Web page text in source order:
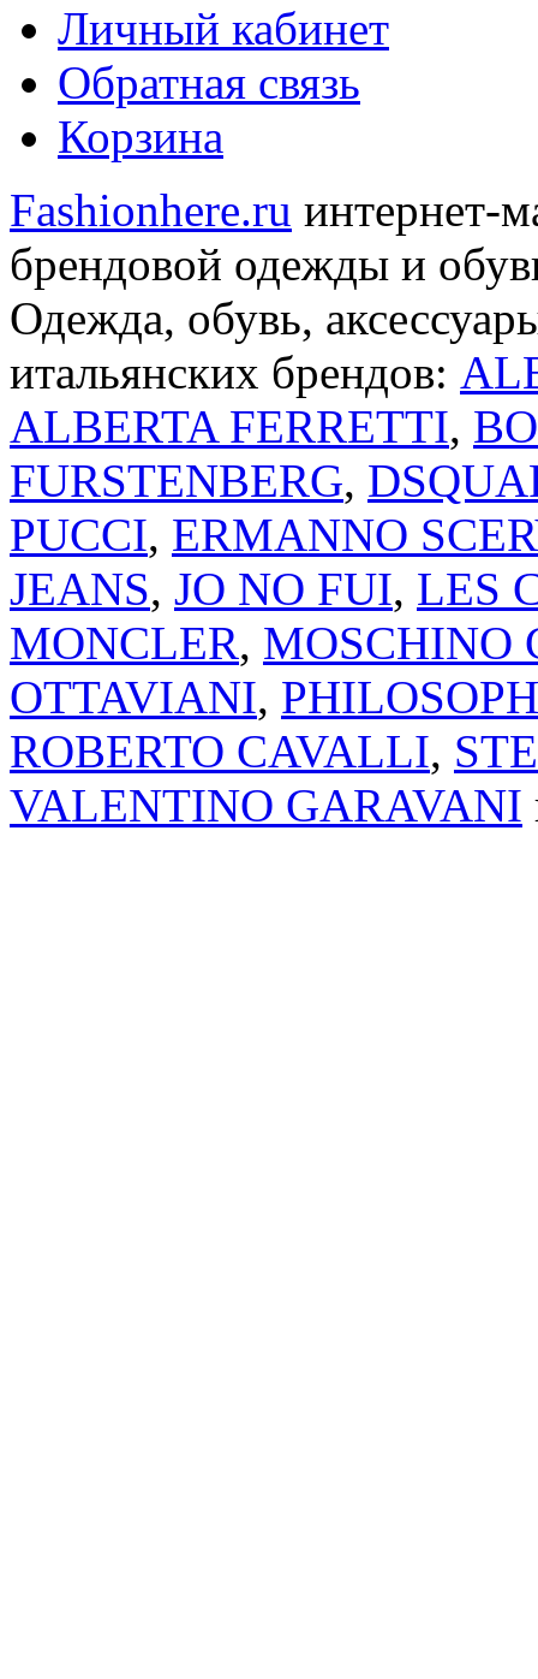
Личный кабинет
Обратная связь
Корзина
Fashionhere.ru интернет-
брендовой одежды и
Одежда, обувь,
итальянских брендов:
ALBERTA FERRETTI,
FURSTENBERG,
PUCCI, ERMANNO
JEANS, JO NO FUI, LES
MONCLER, MOSCHINO
OTTAVIANI,
ROBERTO CAVALLI,
VALENTINO GARAVANI